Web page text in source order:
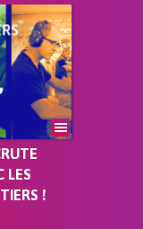
LES
!